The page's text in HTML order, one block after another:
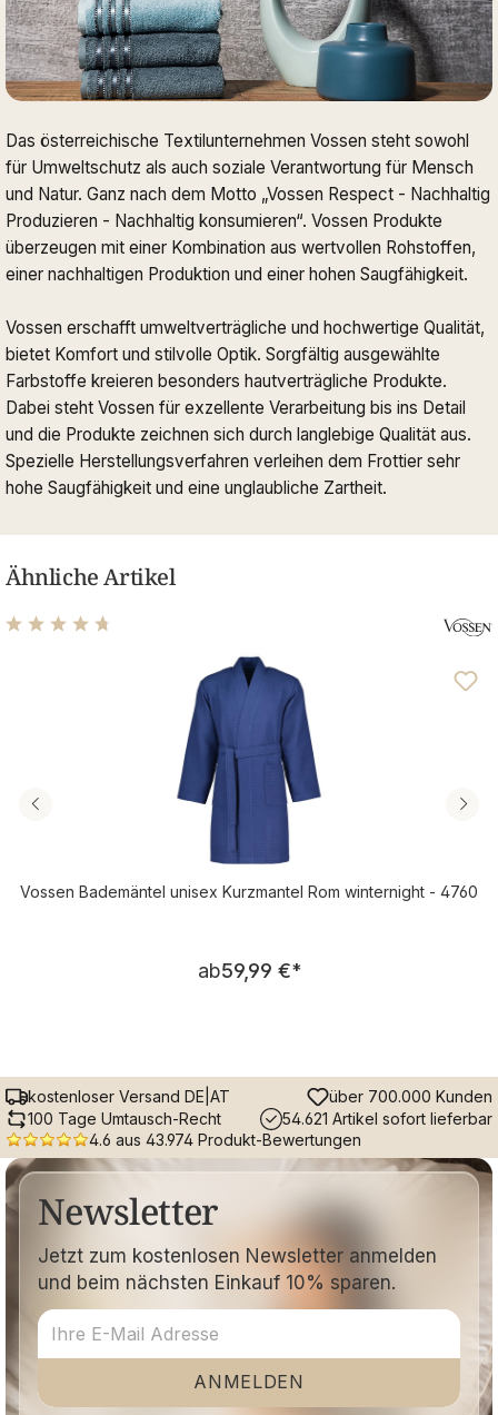
Das österreichische Textilunternehmen Vossen steht sowohl
für Umweltschutz als auch soziale Verantwortung für Mensch
und Natur. Ganz nach dem Motto „Vossen Respect - Nachhaltig
Produzieren - Nachhaltig konsumieren“. Vossen Produkte
überzeugen mit einer Kombination aus wertvollen Rohstoffen,
einer nachhaltigen Produktion und einer hohen Saugfähigkeit.
Vossen erschafft umweltverträgliche und hochwertige Qualität,
bietet Komfort und stilvolle Optik. Sorgfältig ausgewählte
Farbstoffe kreieren besonders hautverträgliche Produkte.
Dabei steht Vossen für exzellente Verarbeitung bis ins Detail
und die Produkte zeichnen sich durch langlebige Qualität aus.
Spezielle Herstellungsverfahren verleihen dem Frottier sehr
hohe Saugfähigkeit und eine unglaubliche Zartheit.
Ähnliche Artikel
Durchschnittliche Bewertung von 4.71 von 5 Sternen
Vossen Bademäntel unisex Kurzmantel Rom winternight - 4760
Regulärer Preis:
ab59,99 €*
kostenloser Versand DE|AT
über 700.000 Kunden
100 Tage Umtausch-Recht
54.621 Artikel sofort lieferbar
4.6 aus 43.974 Produkt-Bewertungen
Newsletter
Jetzt zum kostenlosen Newsletter anmelden
und beim nächsten Einkauf 10% sparen.
ANMELDEN